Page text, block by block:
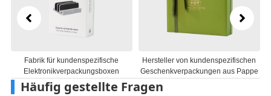
Hersteller von kundenspezifischen
Geschenkverpackungen aus Pappe
Hersteller von kosmetischen
Geschenkboxen aus Karton
Häufig gestellte Fragen